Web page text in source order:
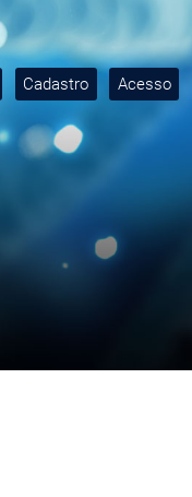
Cadastro Acesso